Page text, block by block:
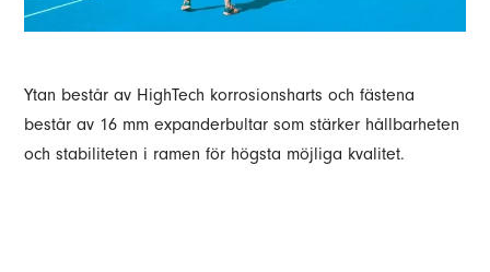
Ytan består av HighTech korrosionsharts och fästena
består av 16 mm expanderbultar som stärker hållbarheten
och stabiliteten i ramen för högsta möjliga kvalitet.